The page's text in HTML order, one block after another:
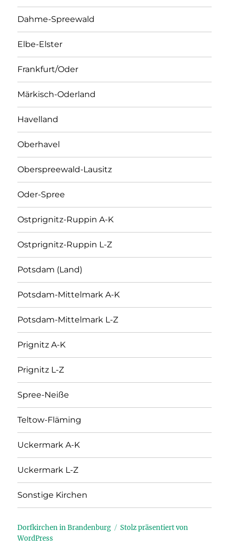
Dahme-Spreewald
Elbe-Elster
Frankfurt/Oder
Märkisch-Oderland
Havelland
Oberhavel
Oberspreewald-Lausitz
Oder-Spree
Ostprignitz-Ruppin A-K
Ostprignitz-Ruppin L-Z
Potsdam (Land)
Potsdam-Mittelmark A-K
Potsdam-Mittelmark L-Z
Prignitz A-K
Prignitz L-Z
Spree-Neiße
Teltow-Fläming
Uckermark A-K
Uckermark L-Z
Sonstige Kirchen
Dorfkirchen in Brandenburg
Stolz präsentiert von
WordPress